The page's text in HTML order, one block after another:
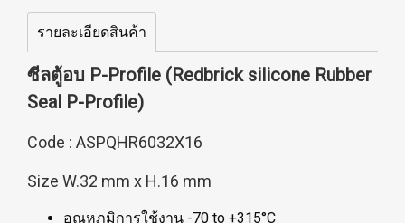
รายละเอียดสินค้า
ซีลตู้อบ P-Profile (Redbrick silicone Rubber
Seal P-Profile)
Code : ASPQHR6032X16
Size W.32 mm x H.16 mm
อุณหภูมิการใช้งาน -70 to +315°C